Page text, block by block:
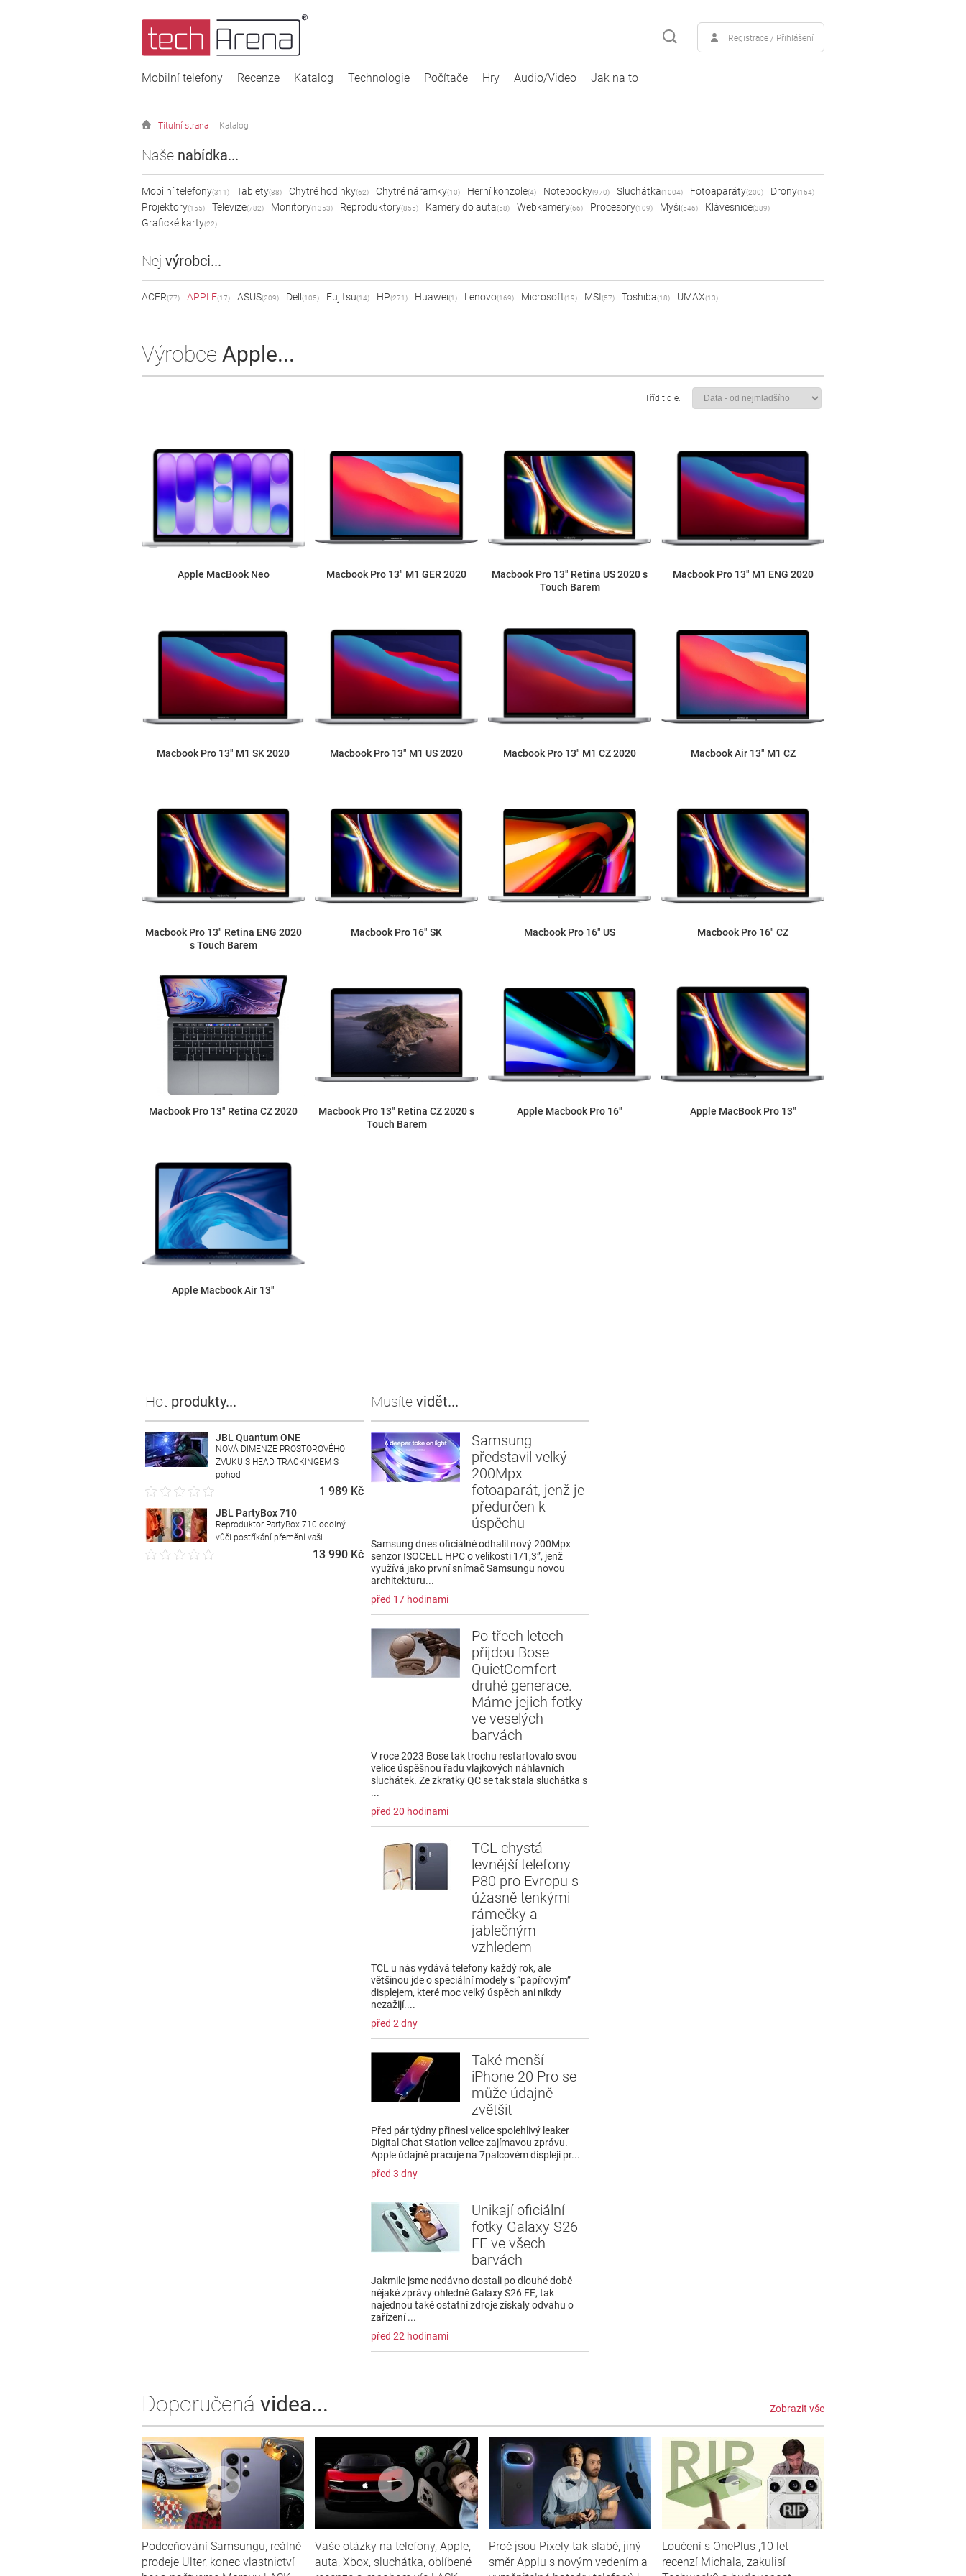
Registrace / Přihlášení
Mobilní telefony Recenze Katalog Technologie Počítače Hry Audio/Video Jak na to
Titulní strana Katalog
Naše nabídka...
Mobilní telefony(311) Tablety(88) Chytré hodinky(62) Chytré náramky(10) Herní konzole(4) Notebooky(970) Sluchátka(1004) Fotoaparáty(200) Drony(154)
Projektory(155) Televize(782) Monitory(1353) Reproduktory(855) Kamery do auta(58) Webkamery(66) Procesory(109) Myši(546) Klávesnice(389)
Grafické karty(22)
Nej výrobci...
ACER(77) APPLE(17) ASUS(209) Dell (105) Fujitsu(14) HP(271) Huawei(1) Lenovo(169) Microsoft(19) MSI(57) Toshiba(18) UMAX(13)
Výrobce Apple...
Třídit dle:
Apple MacBook Neo Macbook Pro 13" M1 GER 2020
Macbook Pro 13" Retina US 2020 s
Touch Barem
Macbook Pro 13" M1 ENG 2020
Macbook Pro 13" M1 SK 2020 Macbook Pro 13" M1 US 2020 Macbook Pro 13" M1 CZ 2020 Macbook Air 13" M1 CZ
Macbook Pro 13" Retina ENG 2020
s Touch Barem
Macbook Pro 16" SK Macbook Pro 16" US Macbook Pro 16" CZ
Macbook Pro 13" Retina CZ 2020
Macbook Pro 13" Retina CZ 2020 s
Touch Barem
Apple Macbook Pro 16" Apple MacBook Pro 13"
Apple Macbook Air 13"
Hot produkty...
JBL Quantum ONE
NOVÁ DIMENZE PROSTOROVÉHO
ZVUKU S HEAD TRACKINGEM S
pohod
1 989 Kč
JBL PartyBox 710
Reproduktor PartyBox 710 odolný
vůči postříkání přemění vaši
13 990 Kč
Musíte vidět...
Samsung
představil velký
200Mpx
fotoaparát, jenž je
předurčen k
úspěchu
Samsung dnes oficiálně odhalil nový 200Mpx
senzor ISOCELL HPC o velikosti 1/1,3”, jenž
využívá jako první snímač Samsungu novou
architekturu...
před 17 hodinami
Po třech letech
přijdou Bose
QuietComfort
druhé generace.
Máme jejich fotky
ve veselých
barvách
V roce 2023 Bose tak trochu restartovalo svou
velice úspěšnou řadu vlajkových náhlavních
sluchátek. Ze zkratky QC se tak stala sluchátka s
...
před 20 hodinami
TCL chystá
levnější telefony
P80 pro Evropu s
úžasně tenkými
rámečky a
jablečným
vzhledem
TCL u nás vydává telefony každý rok, ale
většinou jde o speciální modely s “papírovým”
displejem, které moc velký úspěch ani nikdy
nezažijí....
před 2 dny
Také menší
iPhone 20 Pro se
může údajně
zvětšit
Před pár týdny přinesl velice spolehlivý leaker
Digital Chat Station velice zajímavou zprávu.
Apple údajně pracuje na 7palcovém displeji pr...
před 3 dny
Unikají oficiální
fotky Galaxy S26
FE ve všech
barvách
Jakmile jsme nedávno dostali po dlouhé době
nějaké zprávy ohledně Galaxy S26 FE, tak
najednou také ostatní zdroje získaly odvahu o
zařízení ...
před 22 hodinami
Doporučená videa... Zobrazit vše
Podceňování Samsungu, reálné
prodeje Ulter, konec vlastnictví
Vaše otázky na telefony, Apple,
auta, Xbox, sluchátka, oblíbené
Proč jsou Pixely tak slabé, jiný
směr Applu s novým vedením a
Loučení s OnePlus ,10 let
recenzí Michala, zakulisí